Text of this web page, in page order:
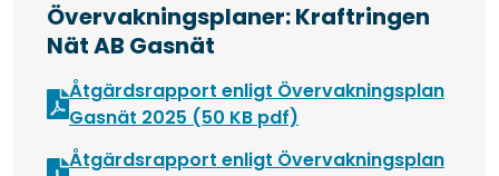
Övervakningsplaner: Kraftringen
Nät AB Gasnät
Åtgärdsrapport enligt Övervakningsplan
Gasnät 2025 (50 KB pdf)
Åtgärdsrapport enligt Övervakningsplan